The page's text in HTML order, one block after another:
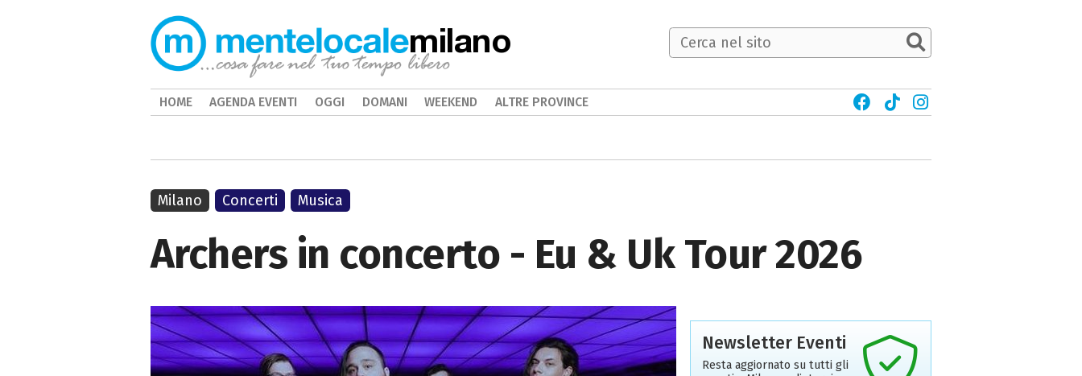
Archers in concerto - Eu & Uk Tour 2026
Milano Concerti Musica
Newsletter Eventi
Resta aggiornato su tutti gli
milano
HOME AGENDA EVENTI OGGI DOMANI WEEKEND ALTRE PROVINCE